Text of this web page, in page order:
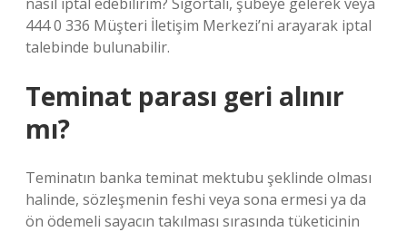
444 0 336 Müşteri İletişim Merkezi’ni arayarak iptal
talebinde bulunabilir.
Teminat parası geri alınır
mı?
Teminatın banka teminat mektubu şeklinde olması
halinde, sözleşmenin feshi veya sona ermesi ya da
ön ödemeli sayacın takılması sırasında tüketicinin